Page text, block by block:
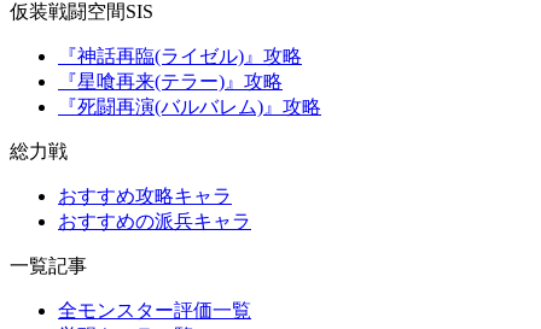
仮装戦闘空間SIS
『神話再臨(ライゼル)』攻略
『星喰再来(テラー)』攻略
『死闘再演(バルバレム)』攻略
総力戦
おすすめ攻略キャラ
おすすめの派兵キャラ
一覧記事
全モンスター評価一覧